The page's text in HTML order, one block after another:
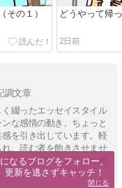
その１） どうやって帰
2日前
調文章
綴ったエッセイスタイル
な感情の動き、ちょっと
を引き出しています。軽
、読む者を飽きさせませ
らす、ほっこりとした趣
なるブログをフォロー。
更新を逃さずキャッチ！
閉じる